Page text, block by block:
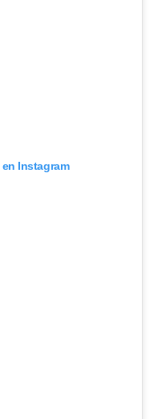
Instagram